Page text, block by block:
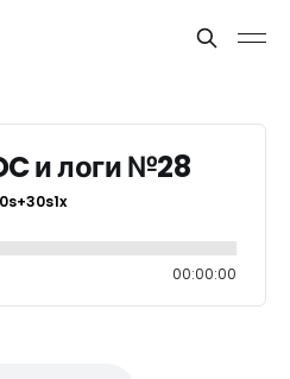
и логи №28
+30s1x
00:00:00